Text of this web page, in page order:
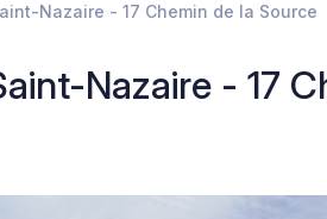
Nazaire - 17 Chemin de la Source
Nazaire - 17